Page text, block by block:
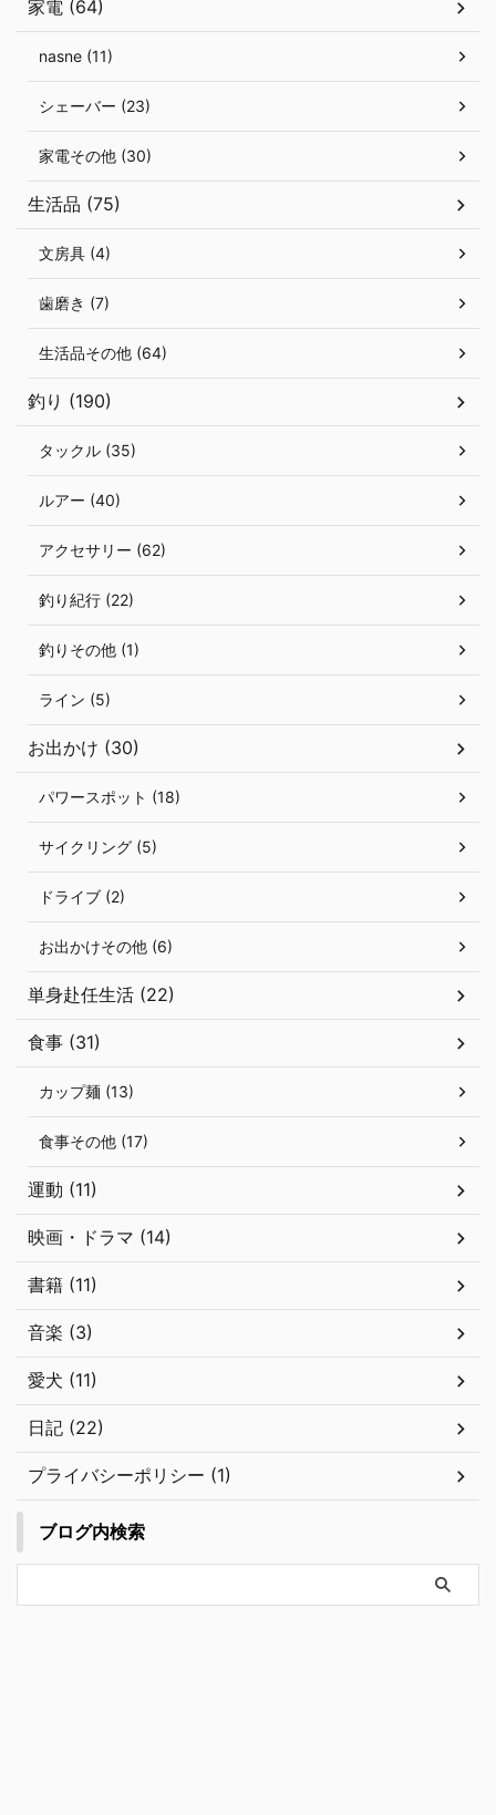
家電 (64)
nasne (11)
シェーバー (23)
家電その他 (30)
生活品 (75)
文房具 (4)
歯磨き (7)
生活品その他 (64)
釣り (190)
タックル (35)
ルアー (40)
アクセサリー (62)
釣り紀行 (22)
釣りその他 (1)
ライン (5)
お出かけ (30)
パワースポット (18)
サイクリング (5)
ドライブ (2)
お出かけその他 (6)
単身赴任生活 (22)
食事 (31)
カップ麺 (13)
食事その他 (17)
運動 (11)
映画・ドラマ (14)
書籍 (11)
音楽 (3)
愛犬 (11)
日記 (22)
プライバシーポリシー (1)
ブログ内検索